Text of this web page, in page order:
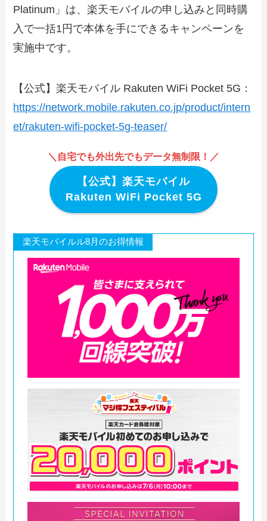
Platinum」は、楽天モバイルの申し込みと同時購
入で一括1円で本体を手にできるキャンペーンを
実施中です。
【公式】楽天モバイル Rakuten WiFi Pocket 5G：
https://network.mobile.rakuten.co.jp/product/intern
et/rakuten-wifi-pocket-5g-teaser/
＼自宅でも外出先でもデータ無制限！／
【公式】楽天モバイル
Rakuten WiFi Pocket 5G
楽天モバイルル8月のお得情報